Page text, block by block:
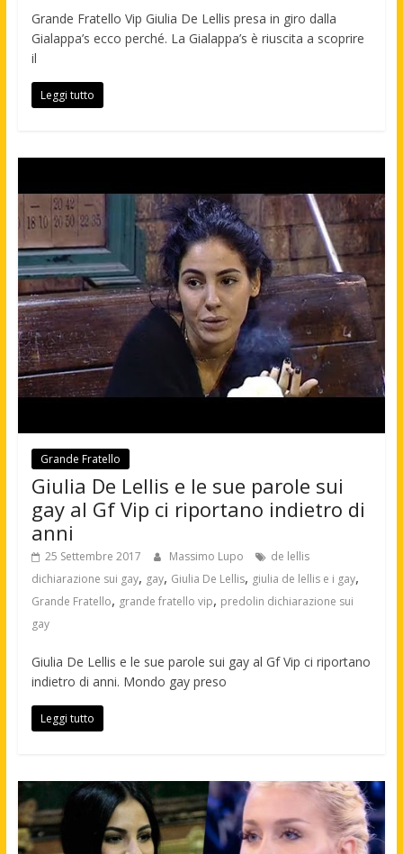
Grande Fratello Vip Giulia De Lellis presa in giro dalla
Gialappa’s ecco perché. La Gialappa’s è riuscita a scoprire
il
Leggi tutto
Grande Fratello
Giulia De Lellis e le sue parole sui
gay al Gf Vip ci riportano indietro di
anni
25 Settembre 2017 Massimo Lupo
de lellis
dichiarazione sui gay, gay, Giulia De Lellis, giulia de lellis e i gay,
Grande Fratello, grande fratello vip, predolin dichiarazione sui
gay
Giulia De Lellis e le sue parole sui gay al Gf Vip ci riportano
indietro di anni. Mondo gay preso
Leggi tutto